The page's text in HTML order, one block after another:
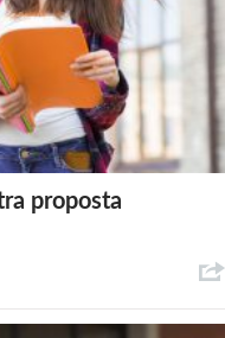
proposta